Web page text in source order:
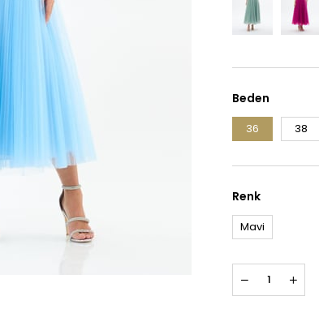
Beden
36 38
Renk
Mavi